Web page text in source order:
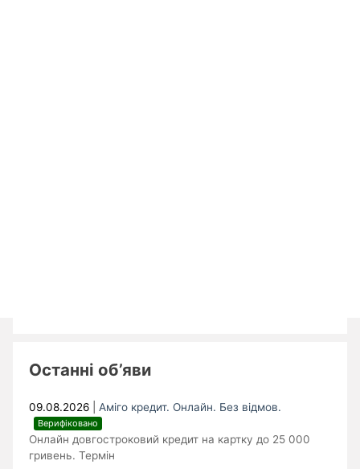
Останні об’яви
09.08.2026 Аміго кредит. Онлайн. Без відмов.
Верифіковано
Онлайн довгостроковий кредит на картку до 25 000
гривень. Термін